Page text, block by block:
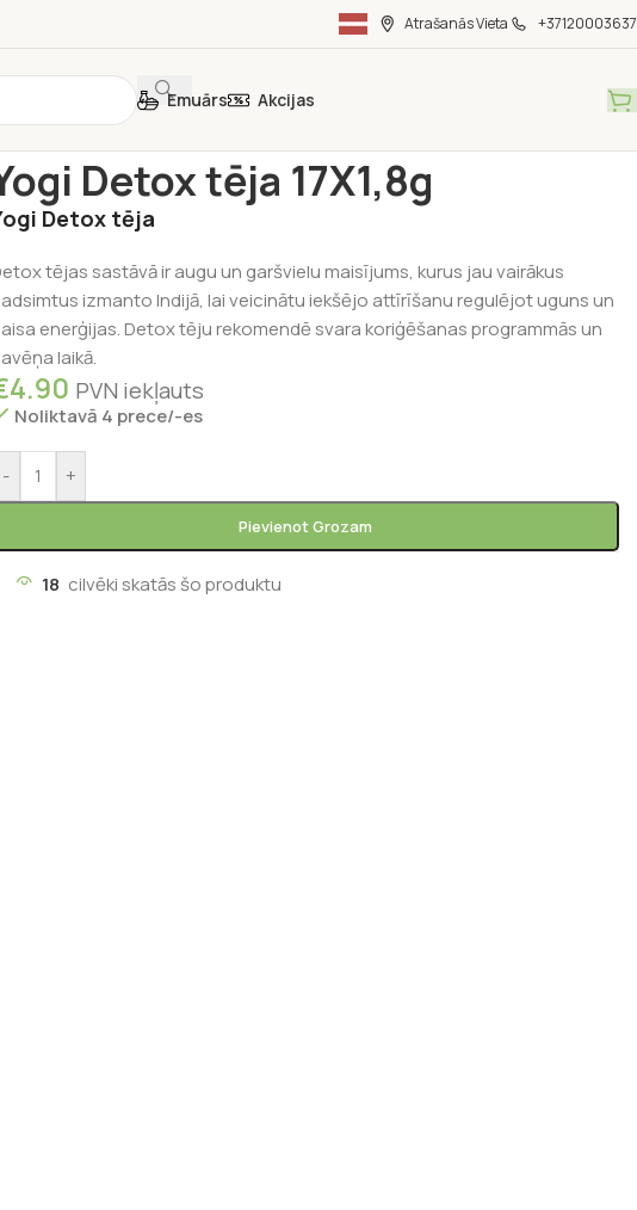
Atrašanās Vieta +37120003637
Emuārs Akcijas
Detox tēja 17X1,8g
Detox tēja
tējas sastāvā ir augu un garšvielu maisījums, kurus jau vairākus
izmanto Indijā, lai veicinātu iekšējo attīrīšanu regulējot uguns un
enerģijas. Detox tēju rekomendē svara koriģēšanas programmās un
laikā.
4.90 PVN iekļauts
Noliktavā 4 prece/-es
- +
Pievienot Grozam
18 cilvēki skatās šo produktu